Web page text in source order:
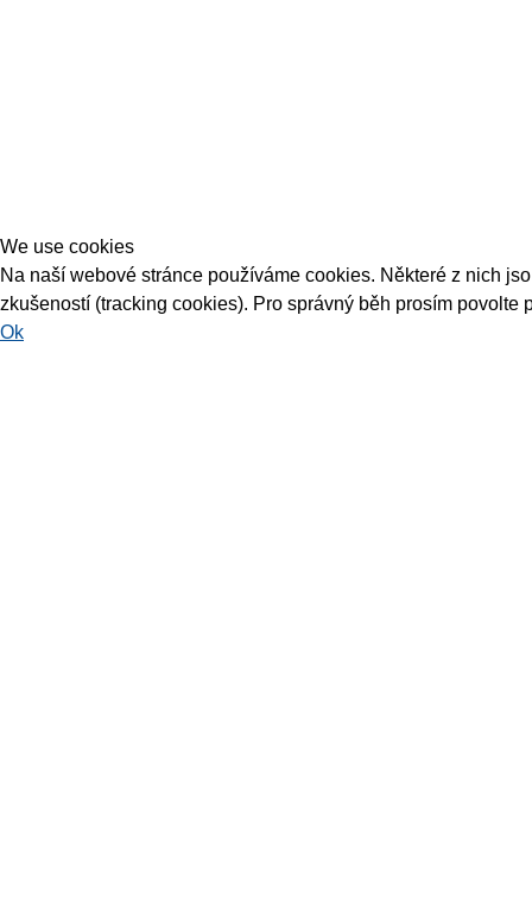
We use cookies
Na naší webové stránce používáme cookies. Některé z nich
zkušeností (tracking cookies). Pro správný běh prosím povolte
Ok